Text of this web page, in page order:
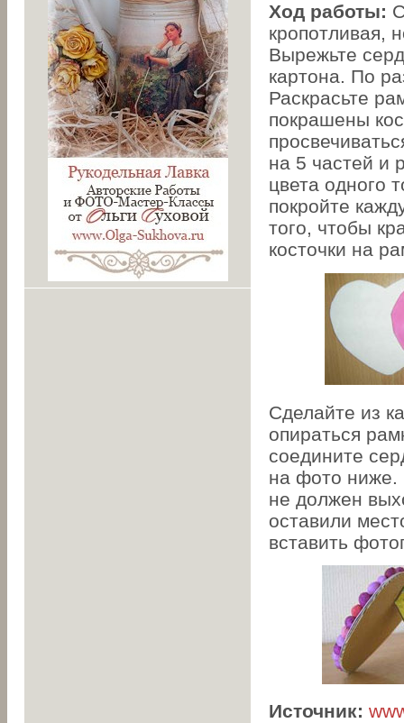
Ход работы:
кропотливая,
Вырежьте
картона. По
Раскрасьте
покрашены
на 5 частей и
цвета одного
покройте
того, чтобы
косточки на
Сделайте из
опираться
соедините
на фото ниже.
не должен
оставили
вставить
Источник: